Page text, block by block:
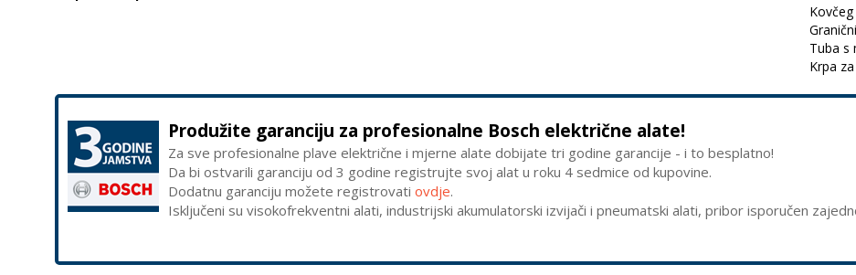
Tuba s
Krpa
Produžite garanciju za profesionalne Bosch električne alate!
Za sve profesionalne plave električne i mjerne alate dobijate tri godine garancije - i to besplatno!
Da bi ostvarili garanciju od 3 godine registrujte svoj alat u roku 4 sedmice od kupovine.
Dodatnu garanciju možete registrovati ovdje.
Isključeni su visokofrekventni alati, industrijski akumulatorski izvijači i pneumatski alati, pribor isporučen